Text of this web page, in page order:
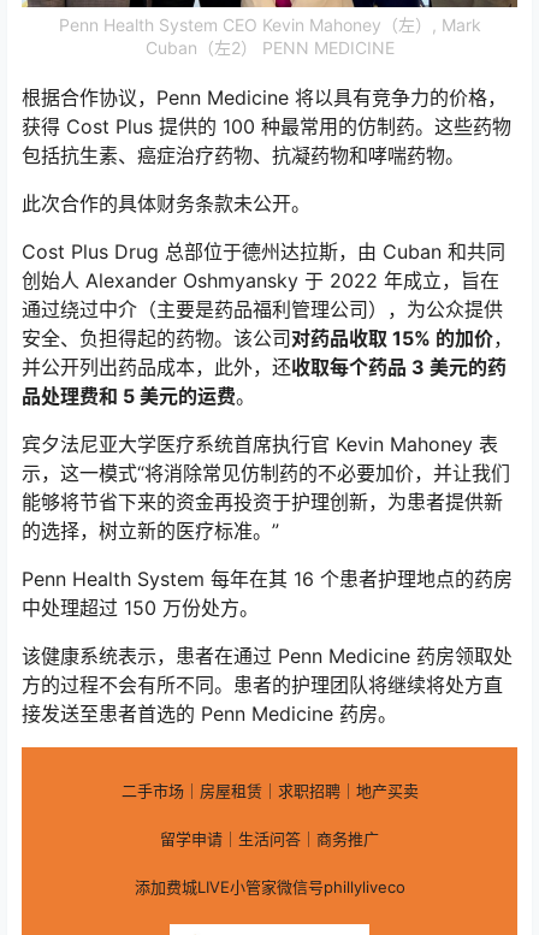
Penn Health System CEO Kevin Mahoney（左）, Mark
Cuban（左2） PENN MEDICINE
根据合作协议，Penn Medicine 将以具有竞争力的价格，
获得 Cost Plus 提供的 100 种最常用的仿制药。这些药物
包括抗生素、癌症治疗药物、抗凝药物和哮喘药物。
此次合作的具体财务条款未公开。
Cost Plus Drug 总部位于德州达拉斯，由 Cuban 和共同
创始人 Alexander Oshmyansky 于 2022 年成立，旨在
通过绕过中介（主要是药品福利管理公司），为公众提供
安全、负担得起的药物。该公司对药品收取 15% 的加价，
并公开列出药品成本，此外，还收取每个药品 3 美元的药
品处理费和 5 美元的运费。
宾夕法尼亚大学医疗系统首席执行官 Kevin Mahoney 表
示，这一模式“将消除常见仿制药的不必要加价，并让我们
能够将节省下来的资金再投资于护理创新，为患者提供新
的选择，树立新的医疗标准。”
Penn Health System 每年在其 16 个患者护理地点的药房
中处理超过 150 万份处方。
该健康系统表示，患者在通过 Penn Medicine 药房领取处
方的过程不会有所不同。患者的护理团队将继续将处方直
接发送至患者首选的 Penn Medicine 药房。
二手市场｜房屋租赁｜求职招聘｜地产买卖
留学申请｜生活问答｜商务推广
添加费城LIVE小管家微信号phillyliveco